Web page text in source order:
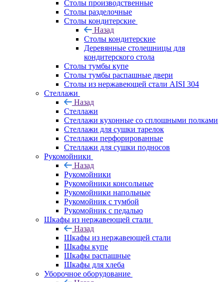
Столы производственные
Столы разделочные
Столы кондитерские
Назад
Столы кондитерские
Деревянные столешницы для
кондитерского стола
Столы тумбы купе
Столы тумбы распашные двери
Столы из нержавеющей стали AISI 304
Стеллажи
Назад
Стеллажи
Стеллажи кухонные со сплошными полками
Стеллажи для сушки тарелок
Стеллажи перфорированные
Стеллажи для сушки подносов
Рукомойники
Назад
Рукомойники
Рукомойники консольные
Рукомойники напольные
Рукомойник с тумбой
Рукомойник с педалью
Шкафы из нержавеющей стали
Назад
Шкафы из нержавеющей стали
Шкафы купе
Шкафы распашные
Шкафы для хлеба
Уборочное оборудование